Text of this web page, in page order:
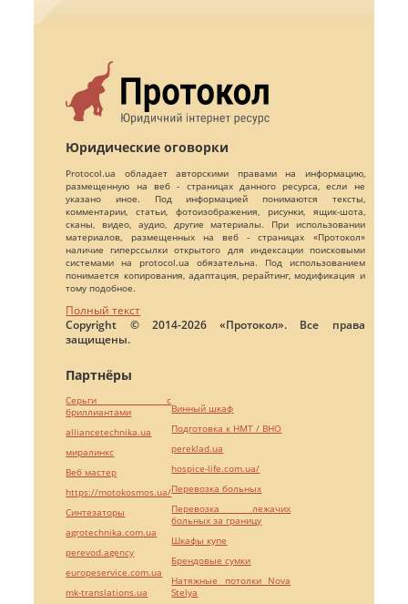
Юридические оговорки
Protocol.ua обладает авторскими правами на информацию,
размещенную на веб - страницах данного ресурса, если не
указано иное. Под информацией понимаются тексты,
комментарии, статьи, фотоизображения, рисунки, ящик-шота,
сканы, видео, аудио, другие материалы. При использовании
материалов, размещенных на веб - страницах «Протокол»
наличие гиперссылки открытого для индексации поисковыми
системами на protocol.ua обязательна. Под использованием
понимается копирования, адаптация, рерайтинг, модификация и
тому подобное.
Полный текст
Copyright © 2014-2026 «Протокол». Все права
защищены.
Партнёры
Серьги с
бриллиантами
alliancetechnika.ua
миралинкс
Веб мастер
https://motokosmos.ua/
Синтезаторы
agrotechnika.com.ua
perevod.agency
europeservice.com.ua
mk-translations.ua
Винный шкаф
Подготовка к НМТ / ВНО
pereklad.ua
hospice-life.com.ua/
Перевозка больных
Перевозка лежачих
больных за границу
Шкафы купе
Брендовые сумки
Натяжные потолки Nova
Stelya